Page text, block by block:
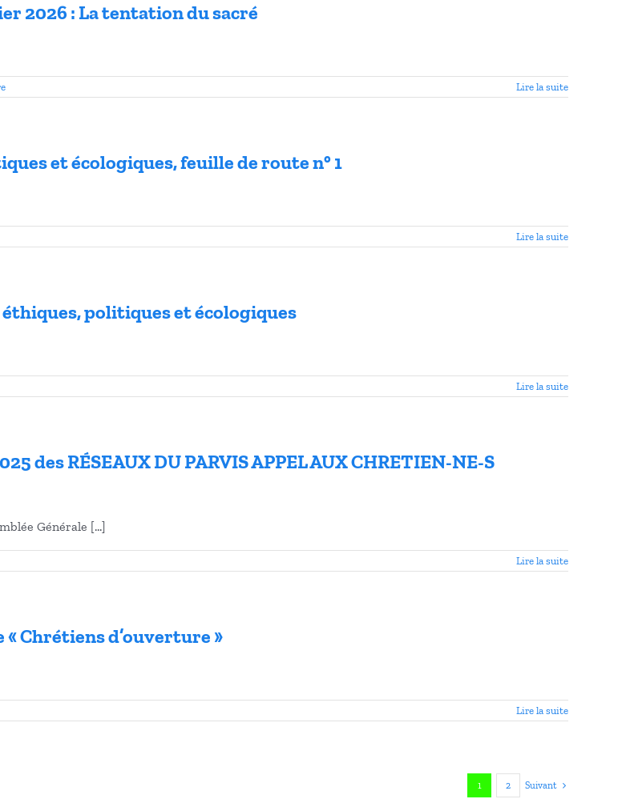
2026 : La tentation du sacré
Lire la suite
et écologiques, feuille de route n° 1
Lire la suite
politiques et écologiques
Lire la suite
des RÉSEAUX DU PARVIS APPEL AUX CHRETIEN-NE-S
Générale [...]
Lire la suite
Chrétiens d’ouverture »
Lire la suite
1 2 Suivant